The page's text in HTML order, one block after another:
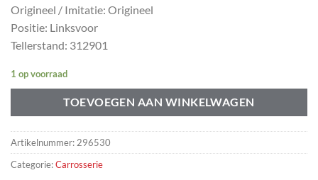
Origineel / Imitatie: Origineel
Positie: Linksvoor
Tellerstand: 312901
1 op voorraad
TOEVOEGEN AAN WINKELWAGEN
Artikelnummer: 296530
Categorie:Carrosserie